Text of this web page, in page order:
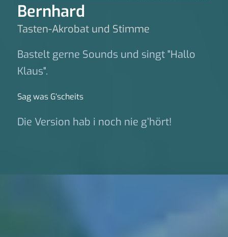
Bernhard
Tasten-Akrobat und Stimme
Bastelt gerne Sounds und singt "Hallo
Klaus".
Sag was G‘scheits
Die Version hab i noch nie g’hört!